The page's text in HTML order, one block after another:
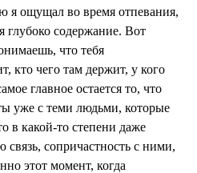
я ощущал во время отпевания,
глубоко содержание. Вот
что тебя
кто чего там держит, у кого
главное остается то, что
уже с теми людьми, которые
в какой-то степени даже
связь, сопричастность с ними,
этот момент, когда